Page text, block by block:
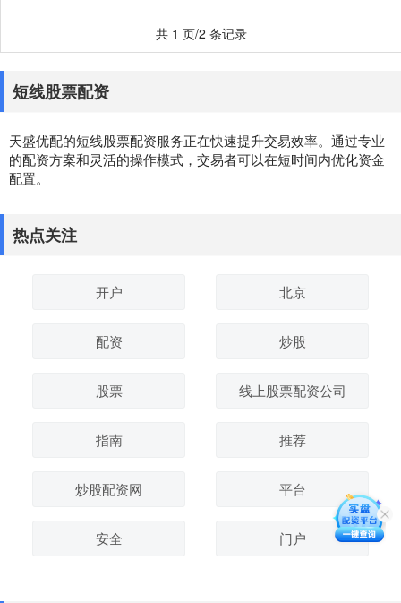
共 1 页/2 条记录
短线股票配资
天盛优配的短线股票配资服务正在快速提升交易效率。通过专业
的配资方案和灵活的操作模式，交易者可以在短时间内优化资金
配置。
热点关注
开户 北京
配资 炒股
股票 线上股票配资公司
指南 推荐
炒股配资网 平台
安全 门户